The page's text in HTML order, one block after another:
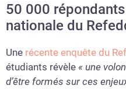
50 000
nationale du
Une récente enquête du
étudiants révèle « une
d’être formés sur ces